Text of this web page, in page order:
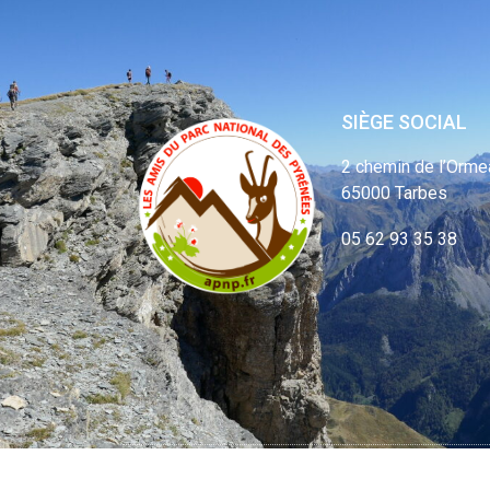
SIÈGE SOCIAL
2 chemin de
65000 Tarbes
05 62 93 35 38